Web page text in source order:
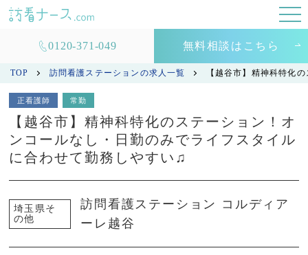
0120-371-049 無料相談はこちら
TOP 訪問看護ステーションの求人一覧 【越谷市】精神科特化
正看護師 常勤
【越谷市】精神科特化のステーション！オ
ンコールなし・日勤のみでライフスタイル
に合わせて勤務しやすい♫
埼玉県そ
の他
訪問看護ステーション コルディア
ーレ越谷